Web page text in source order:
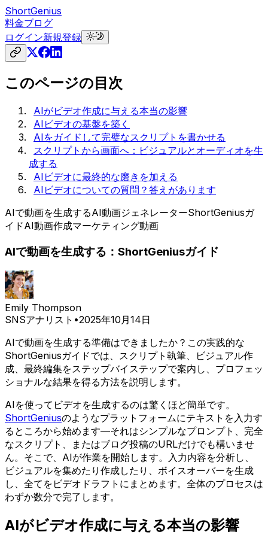
ShortGenius
料金ブログ
ログイン新規登録
このページの目次
AIがビデオ作成に与える本当の影響
AIビデオの基盤を築く
AIをガイドして完璧なスクリプトを書かせる
スクリプトから画面へ：ビジュアルとオーディオを生
成する
AIビデオに最終的な磨きを加える
AIビデオについての質問？答えがあります
AIで動画を生成するAI動画ジェネレーターShortGeniusガ
イドAI動画作成マーケティング動画
AIで動画を生成する：ShortGeniusガイド
Emily Thompson
SNSアナリスト •2025年10月14日
AIで動画を生成する準備はできましたか？この実践的な
ShortGeniusガイドでは、スクリプト執筆、ビジュアル作
成、最終編集をステップバイステップで案内し、プロフェッ
ショナルな結果を得る方法を説明します。
AIを使ってビデオを生成するのは驚くほど簡単です。
ShortGeniusのようなプラットフォームにテキストを入力す
るところから始めます—それはシンプルなプロンプト、完全
なスクリプト、またはブログ投稿のURLだけでも構いませ
ん。そこで、AIが作業を開始します。入力内容を分析し、
ビジュアルを集めたり作成したり、ボイスオーバーを生成
し、全てをビデオドラフトにまとめます。全体のプロセスは
わずか数分で完了します。
AIがビデオ作成に与える本当の影響